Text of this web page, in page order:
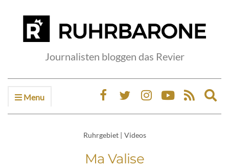
Journalisten bloggen das Revier
Menu
Ruhrgebiet | Videos
Ma Valise